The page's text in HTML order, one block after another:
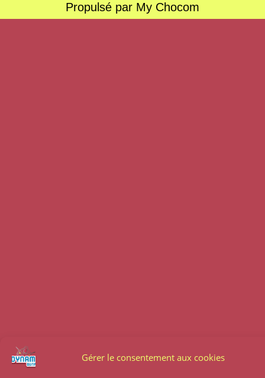
Gérer le consentement aux cookies
Propulsé par My Chocom